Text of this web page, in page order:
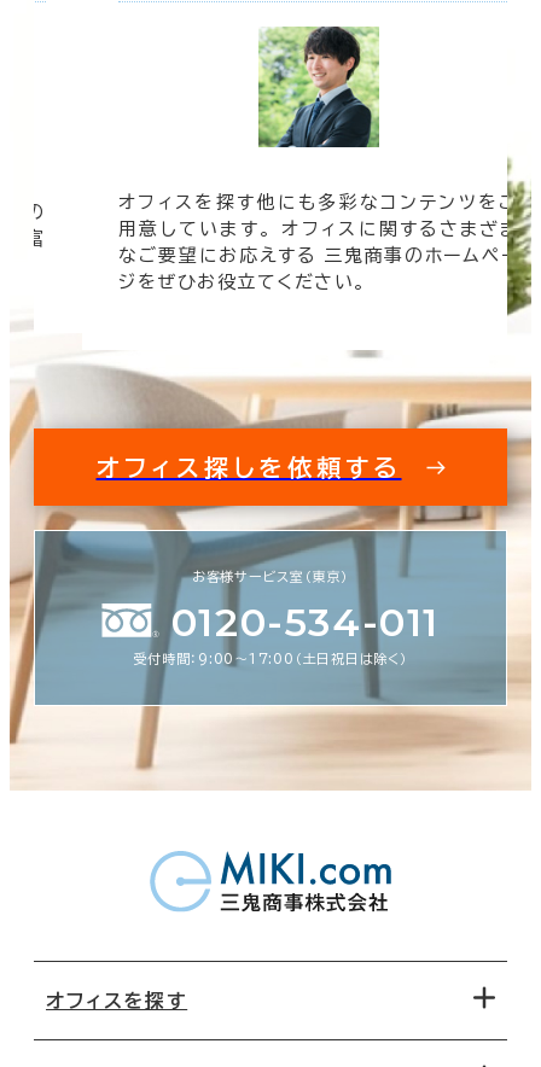
の
豊富
オフィスを探す他にも多彩なコンテンツをご
用意しています。 オフィスに関するさまざま
なご要望にお応えする 三鬼商事のホームペー
ジをぜひお役立てください。
オフィス探しを依頼する
お客様サービス室（東京）
0120-534-011
受付時間：9:00〜17:00（土日祝日は除く）
オフィスを探す